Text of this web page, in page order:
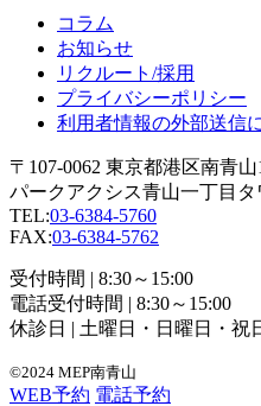
コラム
お知らせ
リクルート/採用
プライバシーポリシー
利用者情報の外部送信
〒107-0062 東京都港区南青山
パークアクシス青山一丁目
TEL:03-6384-5760
FAX:03-6384-5762
受付時間 | 8:30～15:00
電話受付時間 | 8:30～15:00
休診日 | 土曜日・日曜日・祝
©2024 MEP南青山
WEB予約 電話予約